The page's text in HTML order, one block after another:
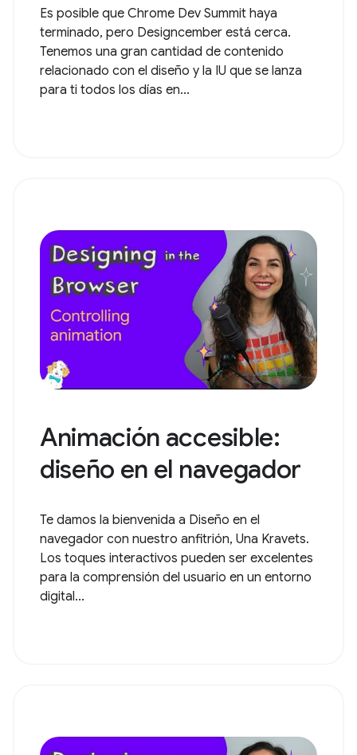
Es posible que Chrome Dev Summit haya
terminado, pero Designcember está cerca.
Tenemos una gran cantidad de contenido
relacionado con el diseño y la IU que se lanza
para ti todos los días en...
Animación accesible:
diseño en el navegador
Te damos la bienvenida a Diseño en el
navegador con nuestro anfitrión, Una Kravets.
Los toques interactivos pueden ser excelentes
para la comprensión del usuario en un entorno
digital...